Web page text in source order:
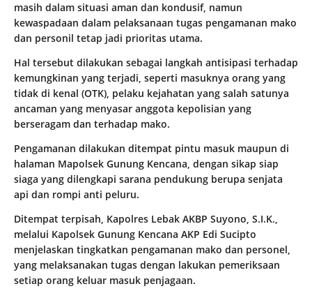
masih dalam situasi aman dan kondusif, namun
kewaspadaan dalam pelaksanaan tugas pengamanan mako
dan personil tetap jadi prioritas utama.
Hal tersebut dilakukan sebagai langkah antisipasi terhadap
kemungkinan yang terjadi, seperti masuknya orang yang
tidak di kenal (OTK), pelaku kejahatan yang salah satunya
ancaman yang menyasar anggota kepolisian yang
berseragam dan terhadap mako.
Pengamanan dilakukan ditempat pintu masuk maupun di
halaman Mapolsek Gunung Kencana, dengan sikap siap
siaga yang dilengkapi sarana pendukung berupa senjata
api dan rompi anti peluru.
Ditempat terpisah, Kapolres Lebak AKBP Suyono, S.I.K.,
melalui Kapolsek Gunung Kencana AKP Edi Sucipto
menjelaskan tingkatkan pengamanan mako dan personel,
yang melaksanakan tugas dengan lakukan pemeriksaan
setiap orang keluar masuk penjagaan.